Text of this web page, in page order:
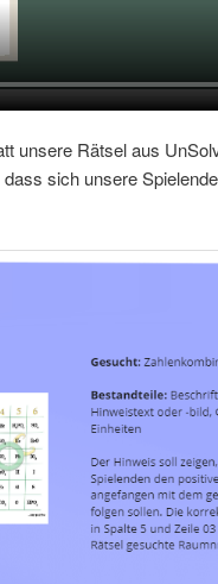
unsere Rätsel aus
sich unsere